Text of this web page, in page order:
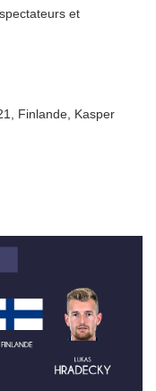
et
Finlande Kasper